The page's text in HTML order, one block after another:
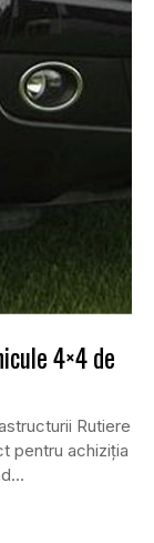
4×4 de
Rutiere
pentru achiziţia